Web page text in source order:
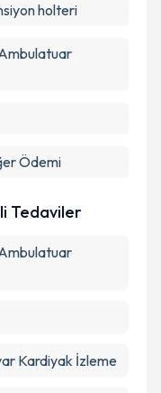
holteri
Ödemi
Tedaviler
Kardiyak İzleme